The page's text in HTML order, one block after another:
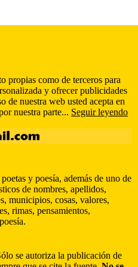
propias como de terceros para
y ofrecer publicidades
de nuestra web usted acepta en
nuestra parte... Seguir leyendo
y poesía, además de uno de
de nombres, apellidos,
municipios, cosas, valores,
rimas, pensamientos,
se autoriza la publicación de